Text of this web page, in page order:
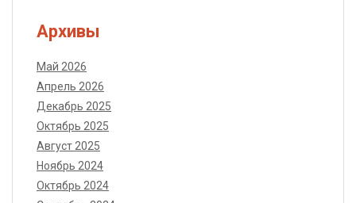
Архивы
Май 2026
Апрель 2026
Декабрь 2025
Октябрь 2025
Август 2025
Ноябрь 2024
Октябрь 2024